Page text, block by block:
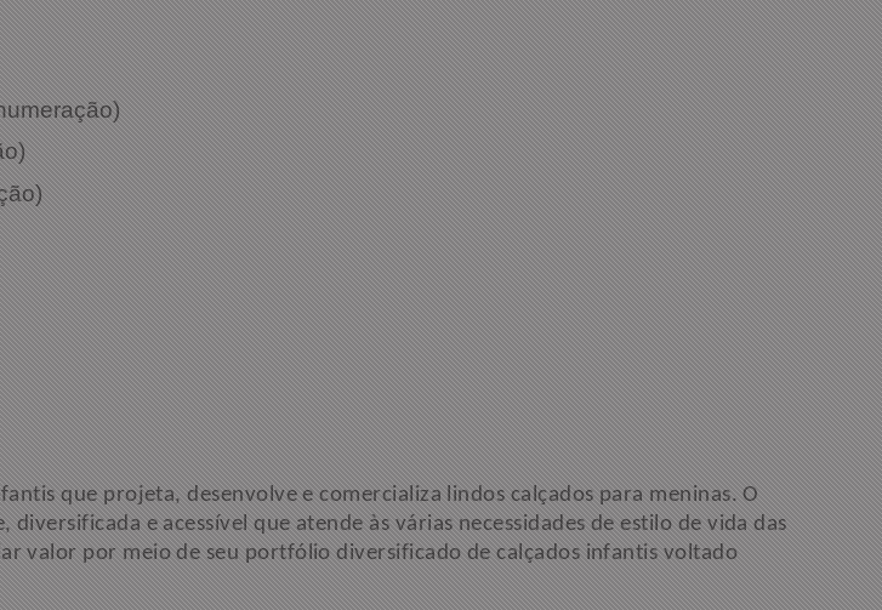
que projeta, desenvolve e comercializa lindos calçados para meninas. O
e acessível que atende às várias necessidades de estilo de vida das
valor por meio de seu portfólio diversificado de calçados infantis voltado